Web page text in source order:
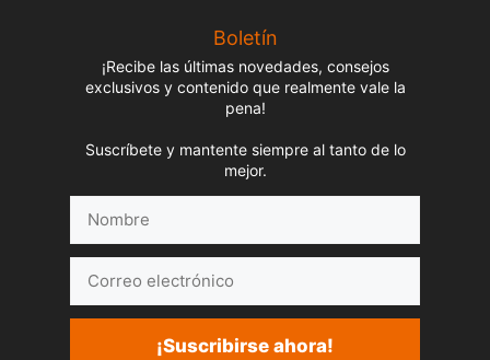
Boletín
¡Recibe las últimas novedades, consejos
exclusivos y contenido que realmente vale la
pena!
Suscríbete y mantente siempre al tanto de lo
mejor.
electrónico
¡Suscribirse ahora!